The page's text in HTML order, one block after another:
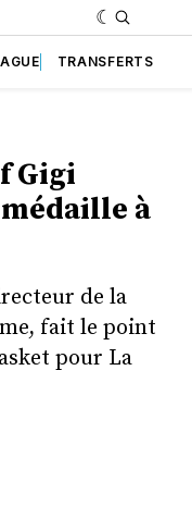
TRANSFERTS
Gigi
à
de la
fait le point
pour La